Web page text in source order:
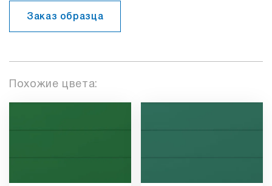
Заказ образца
Похожие цвета: